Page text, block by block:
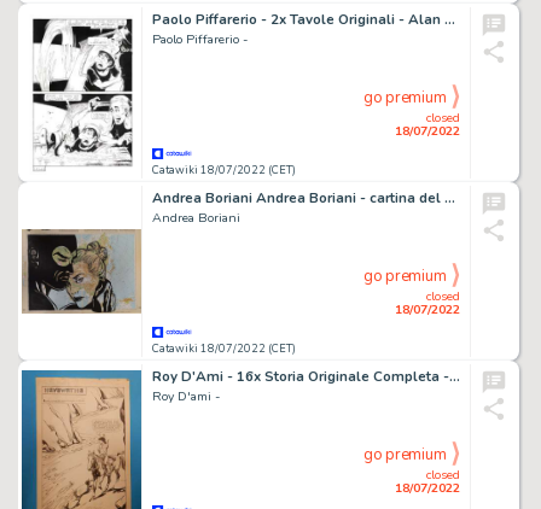
Paolo Piffarerio - 2x Tavole Originali - Alan Ford n. 143 - "Il nuovo Superciuk" - (1981)
Paolo Piffarerio -
Catawiki 18/07/2022 (CET)
closed
18/07/2022
go premium
Andrea Boriani Andrea Boriani - cartina del 1961 hand painted 39 x 54 cm
Andrea Boriani
Catawiki 18/07/2022 (CET)
closed
18/07/2022
go premium
Roy D'Ami - 16x Storia Originale Completa - Hayawatha n. 1 - " La zattera del mistero" - (1957)
Roy D'ami -
closed
18/07/2022
go premium